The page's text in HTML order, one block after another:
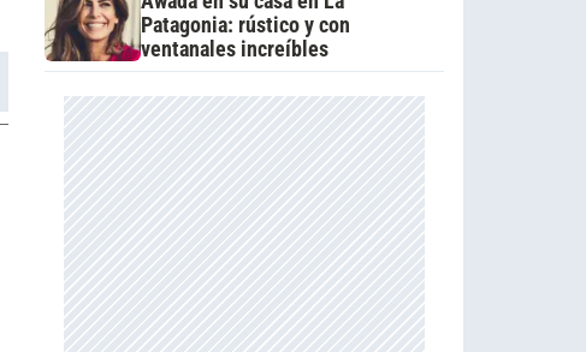
Patagonia: rústico y con
ventanales increíbles